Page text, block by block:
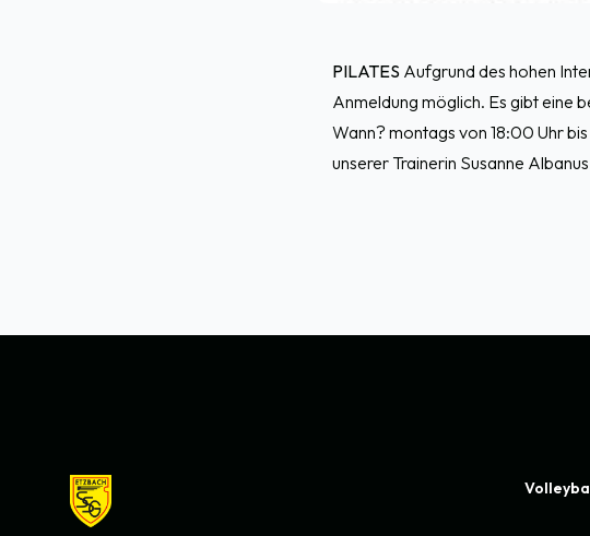
PILATES Aufgrund des hohen
Anmeldung möglich. Es gibt eine
Wann? montags von 18:00 Uhr
unserer Trainerin Susanne